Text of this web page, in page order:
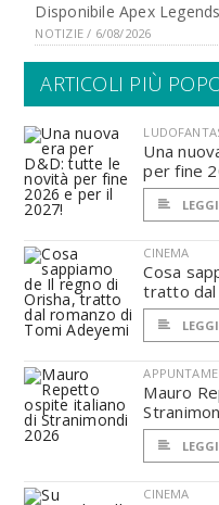
Disponibile Apex
NOTIZIE / 6/08/2026
ARTICOLI PIÙ
Una
per fine
LEGGI
CINEMA
Cosa
tratto dal
LEGGI
Mauro
LEGGI
CINEMA